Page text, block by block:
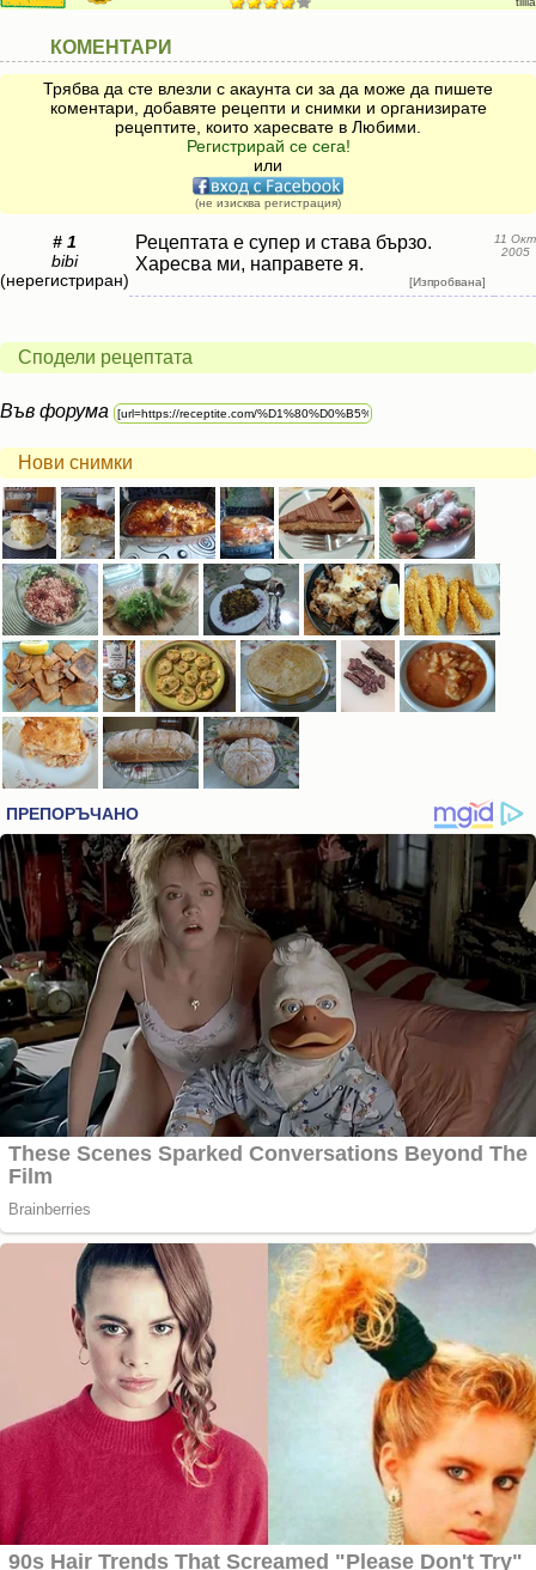
КОМЕНТАРИ
Трябва да сте влезли с акаунта си за да може да пишете
коментари, добавяте рецепти и снимки и организирате
рецептите, които харесвате в Любими.
Регистрирай се сега!
или
(не изисква регистрация)
# 1
bibi
(нерегистриран)
Рецептата е супер и става бързо.
Харесва ми, направете я.
[Изпробвана]
11 Окт
2005
Сподели рецептата
Във форума
Нови снимки